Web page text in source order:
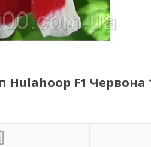
Hulahoop F1 Червона